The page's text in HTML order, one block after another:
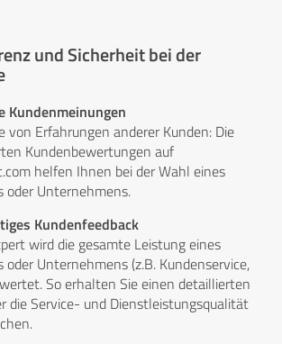
und Sicherheit bei der
Kundenmeinungen
von Erfahrungen anderer Kunden: Die
Kundenbewertungen auf
helfen Ihnen bei der Wahl eines
oder Unternehmens.
Kundenfeedback
wird die gesamte Leistung eines
oder Unternehmens (z.B. Kundenservice,
So erhalten Sie einen detaillierten
die Service- und Dienstleistungsqualität